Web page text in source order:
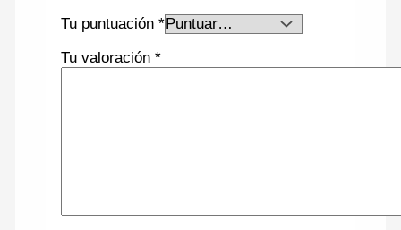
Tu puntuación*
Tu valoración*